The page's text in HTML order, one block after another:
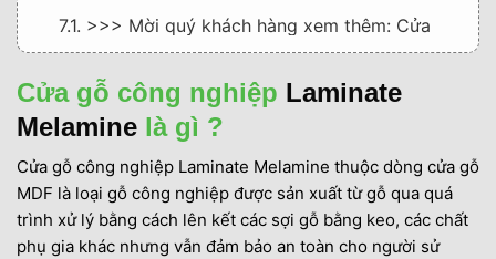
7.1. >>> Mời quý khách hàng xem thêm: Cửa
nhựa giả vân gỗ Composite tại Biên Hòa Đồng
Cửa gỗ công nghiệp Laminate
Melamine là gì ?
Cửa gỗ công nghiệp Laminate Melamine thuộc dòng cửa gỗ
MDF là loại gỗ công nghiệp được sản xuất từ gỗ qua quá
trình xử lý bằng cách lên kết các sợi gỗ bằng keo, các chất
phụ gia khác nhưng vẫn đảm bảo an toàn cho người sử